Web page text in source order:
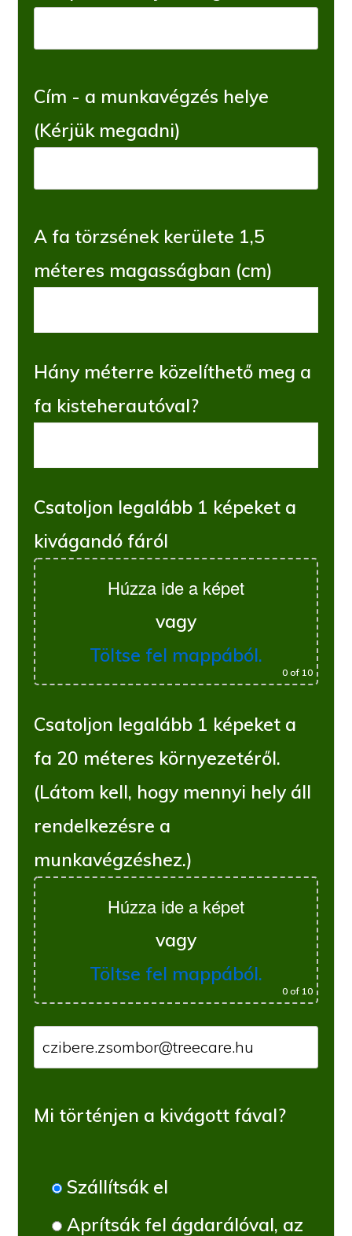
Cím - a munkavégzés helye
(Kérjük megadni)
A fa törzsének kerülete 1,5
méteres magasságban (cm)
Hány méterre közelíthető meg a
fa kisteherautóval?
Csatoljon legalább 1 képeket a
kivágandó fáról
Húzza ide a képet
vagy
Töltse fel mappából.
0of 10
Csatoljon legalább 1 képeket a
fa 20 méteres környezetéről.
(Látom kell, hogy mennyi hely áll
rendelkezésre a
munkavégzéshez.)
Húzza ide a képet
vagy
Töltse fel mappából.
0of 10
Mi történjen a kivágott fával?
Szállítsák el
Aprítsák fel ágdarálóval, az